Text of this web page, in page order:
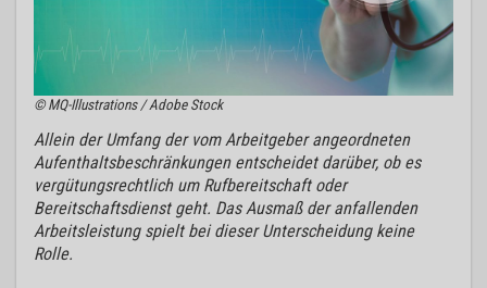
© MQ-Illustrations / Adobe Stock
Allein der Umfang der vom Arbeitgeber angeordneten
Aufenthaltsbeschränkungen entscheidet darüber, ob es
vergütungsrechtlich um Rufbereitschaft oder
Bereitschaftsdienst geht. Das Ausmaß der anfallenden
Arbeitsleistung spielt bei dieser Unterscheidung keine
Rolle.